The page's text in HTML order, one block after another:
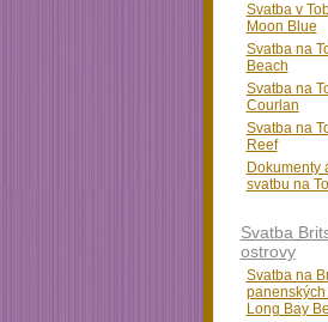
Svatba v
Moon Blue
Svatba na
Beach
Svatba na
Courlan
Svatba na
Reef
Dokumenty
svatbu na
Svatba
ostrovy
Svatba na
Long Bay